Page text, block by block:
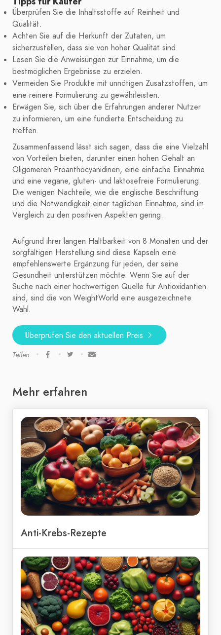
Überprüfen Sie die Inhaltsstoffe auf Reinheit und
Qualität.
Achten Sie auf die Herkunft der Zutaten, um
sicherzustellen, dass sie von hoher Qualität sind.
Lesen Sie die Anweisungen zur Einnahme, um die
bestmöglichen Ergebnisse zu erzielen.
Vermeiden Sie Produkte mit unnötigen Zusatzstoffen, um
eine reinere Formulierung zu gewährleisten.
Erwägen Sie, sich über die Erfahrungen anderer Nutzer
zu informieren, um eine fundierte Entscheidung zu
treffen.
Zusammenfassend lässt sich sagen, dass die eine Vielzahl
von Vorteilen bieten, darunter einen hohen Gehalt an
Oligomeren Proanthocyanidinen, eine einfache Einnahme
und eine vegane, gluten- und laktosefreie Formulierung.
Die wenigen Nachteile, wie die englische Beschriftung
und die Notwendigkeit einer täglichen Einnahme, sind im
Vergleich zu den positiven Aspekten gering.
Aufgrund ihrer langen Haltbarkeit von 8 Monaten und der
sorgfältigen Herstellung sind diese Kapseln eine
empfehlenswerte Ergänzung für jeden, der seine
Gesundheit unterstützen möchte. Wenn Sie auf der
Suche nach einer hochwertigen Quelle für Antioxidantien
sind, sind die von WeightWorld eine ausgezeichnete
Wahl.
Überprüfen Sie den aktuellen Preis
Teilen
Mehr erfahren
Anti-Krebs-Rezepte